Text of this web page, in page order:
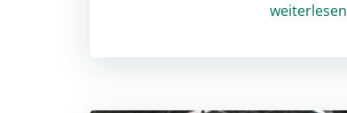
weiterlesen